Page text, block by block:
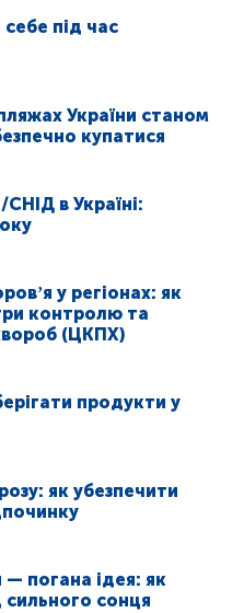
під час
України станом
купатися
в Україні:
у регіонах: як
контролю та
(ЦКПХ)
продукти у
як убезпечити
погана ідея: як
сильного сонця